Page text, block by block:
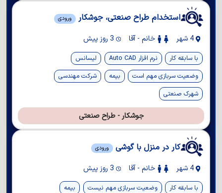
استخدام طراح صنعتی، جوشکار ورودی
4 شهر خانم - آقا 3 روز پیش
با سابقه کار نرم افزار Auto CAD
لیسانس
وضعیت سربازی مهم است
بیمه
شرکت مهندسی
شهرک صنعتی
جوشکار - طراح صنعتی
کار در منزل با گوشی ورودی
4 شهر خانم - آقا 3 روز پیش
با سابقه کار وضعیت سربازی مهم نیست بیمه